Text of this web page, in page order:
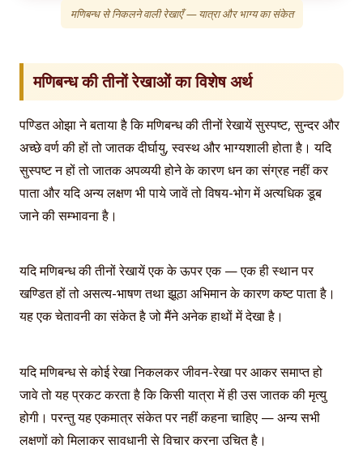
मणिबन्ध से निकलने वाली रेखाएँ — यात्रा और भाग्य का संकेत
मणिबन्ध की तीनों रेखाओं का विशेष अर्थ
पण्डित ओझा ने बताया है कि मणिबन्ध की तीनों रेखायें सुस्पष्ट, सुन्दर और
अच्छे वर्ण की हों तो जातक दीर्घायु, स्वस्थ और भाग्यशाली होता है। यदि
सुस्पष्ट न हों तो जातक अपव्ययी होने के कारण धन का संग्रह नहीं कर
पाता और यदि अन्य लक्षण भी पाये जावें तो विषय-भोग में अत्यधिक डूब
जाने की सम्भावना है।
यदि मणिबन्ध की तीनों रेखायें एक के ऊपर एक — एक ही स्थान पर
खण्डित हों तो असत्य-भाषण तथा झूठा अभिमान के कारण कष्ट पाता है।
यह एक चेतावनी का संकेत है जो मैंने अनेक हाथों में देखा है।
यदि मणिबन्ध से कोई रेखा निकलकर जीवन-रेखा पर आकर समाप्त हो
जावे तो यह प्रकट करता है कि किसी यात्रा में ही उस जातक की मृत्यु
होगी। परन्तु यह एकमात्र संकेत पर नहीं कहना चाहिए — अन्य सभी
लक्षणों को मिलाकर सावधानी से विचार करना उचित है।